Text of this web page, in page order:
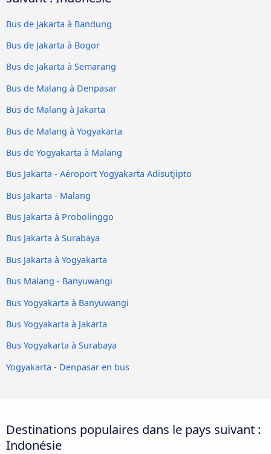
Bus de Jakarta à Bandung
Bus de Jakarta à Bogor
Bus de Jakarta à Semarang
Bus de Malang à Denpasar
Bus de Malang à Jakarta
Bus de Malang à Yogyakarta
Bus de Yogyakarta à Malang
Bus Jakarta - Aéroport Yogyakarta Adisutjipto
Bus Jakarta - Malang
Bus Jakarta à Probolinggo
Bus Jakarta à Surabaya
Bus Jakarta à Yogyakarta
Bus Malang - Banyuwangi
Bus Yogyakarta à Banyuwangi
Bus Yogyakarta à Jakarta
Bus Yogyakarta à Surabaya
Yogyakarta - Denpasar en bus
Destinations populaires dans le pays suivant :
Indonésie